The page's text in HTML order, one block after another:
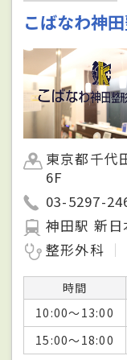
こばなわ神
東京都千
6F
03-5297-
神田駅 新
整形外科
時間
10:00～13:00
15:00～18:00